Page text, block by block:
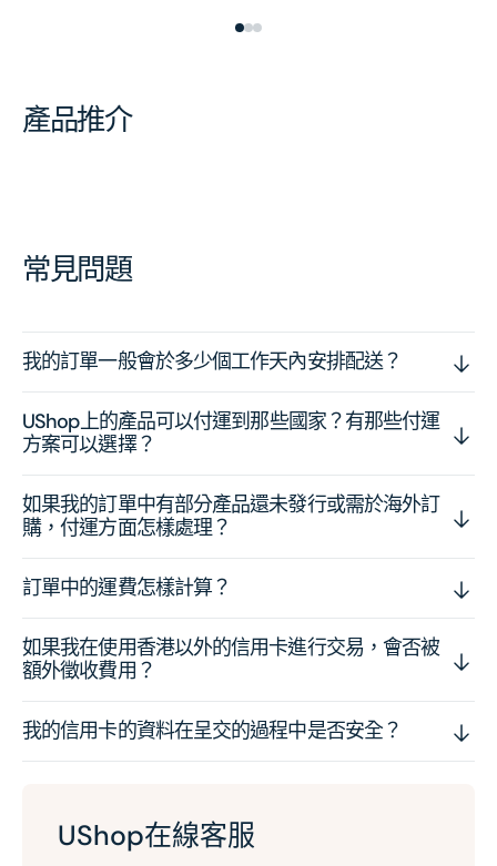
產品推介
常見問題
我的訂單一般會於多少個工作天內安排配送？
UShop上的產品可以付運到那些國家？有那些付運
方案可以選擇？
如果我的訂單中有部分產品還未發行或需於海外訂
購，付運方面怎樣處理？
訂單中的運費怎樣計算？
如果我在使用香港以外的信用卡進行交易，會否被
額外徵收費用？
我的信用卡的資料在呈交的過程中是否安全？
UShop在線客服